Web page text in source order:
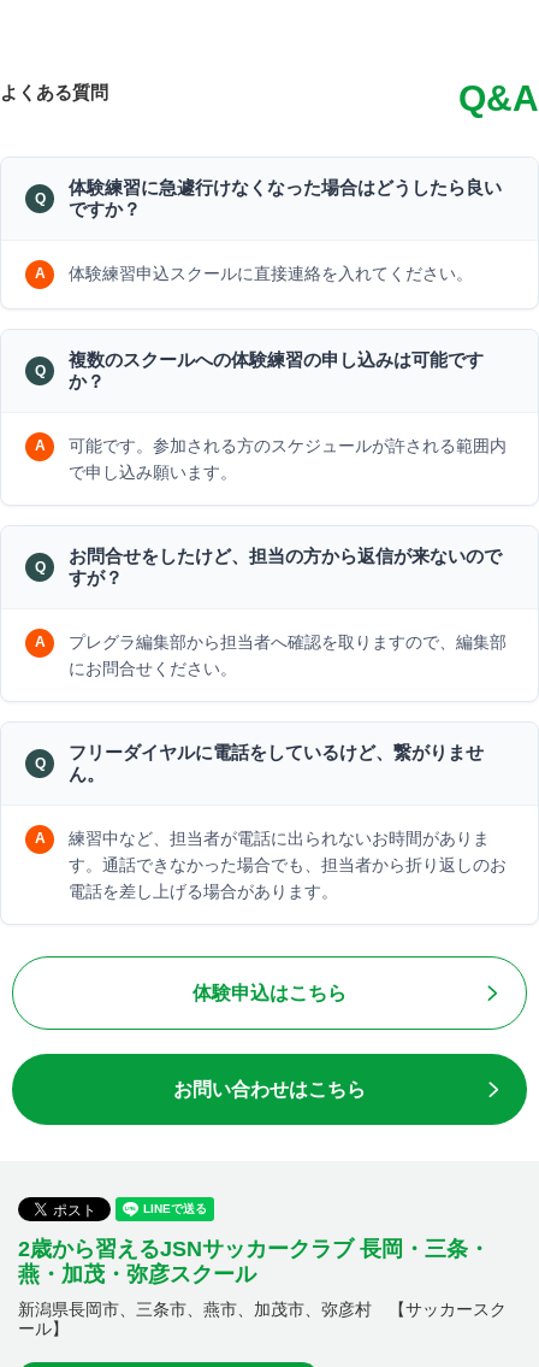
よくある質問 Q&A
体験練習に急遽行けなくなった場合はどうしたら良い
ですか？
体験練習申込スクールに直接連絡を入れてください。
複数のスクールへの体験練習の申し込みは可能です
か？
可能です。参加される方のスケジュールが許される範囲内
で申し込み願います。
お問合せをしたけど、担当の方から返信が来ないので
すが？
プレグラ編集部から担当者へ確認を取りますので、編集部
にお問合せください。
フリーダイヤルに電話をしているけど、繋がりませ
ん。
練習中など、担当者が電話に出られないお時間がありま
す。通話できなかった場合でも、担当者から折り返しのお
電話を差し上げる場合があります。
体験申込はこちら
お問い合わせはこちら
2歳から習えるJSNサッカークラブ 長岡・三条・
燕・加茂・弥彦スクール
新潟県長岡市、三条市、燕市、加茂市、弥彦村 【サッカースク
ール】